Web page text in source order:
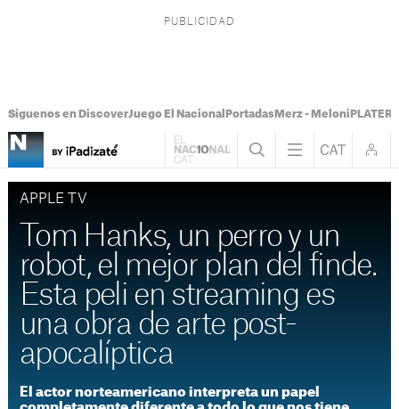
Síguenos en DiscoverJuego El Nacional PortadasMerz - Meloni
APPLE TV
Tom Hanks, un perro y un
robot, el mejor plan del finde.
Esta peli en streaming es
una obra de arte post-
apocalíptica
El actor norteamericano interpreta un papel